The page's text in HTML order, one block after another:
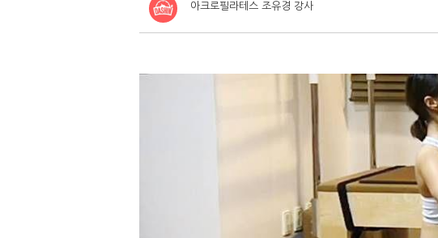
아크로필라테스 조유경 강사